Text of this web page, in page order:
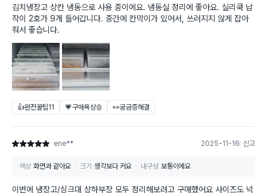
김치냉장고 상칸 냉동으로 사용 중이에요. 냉동실 정리에 좋아요. 실리쿡 납
작이 2호가 9개 들어갑니다. 중간에 칸막이가 있어서, 쓰러지지 않게 잡아
줘서 좋습니다.
👍완전꿀팁11 💗구매욕상승 👀궁금증해결
별점 5점 ene** 2025-11-16 신고
색상 화면과 같아요 크기 생각보다 커요 내구성 보통이에요
이번에 냉장고/싱크대 상하부장 모두 정리해보려고 구매했어요 사이즈도 넉